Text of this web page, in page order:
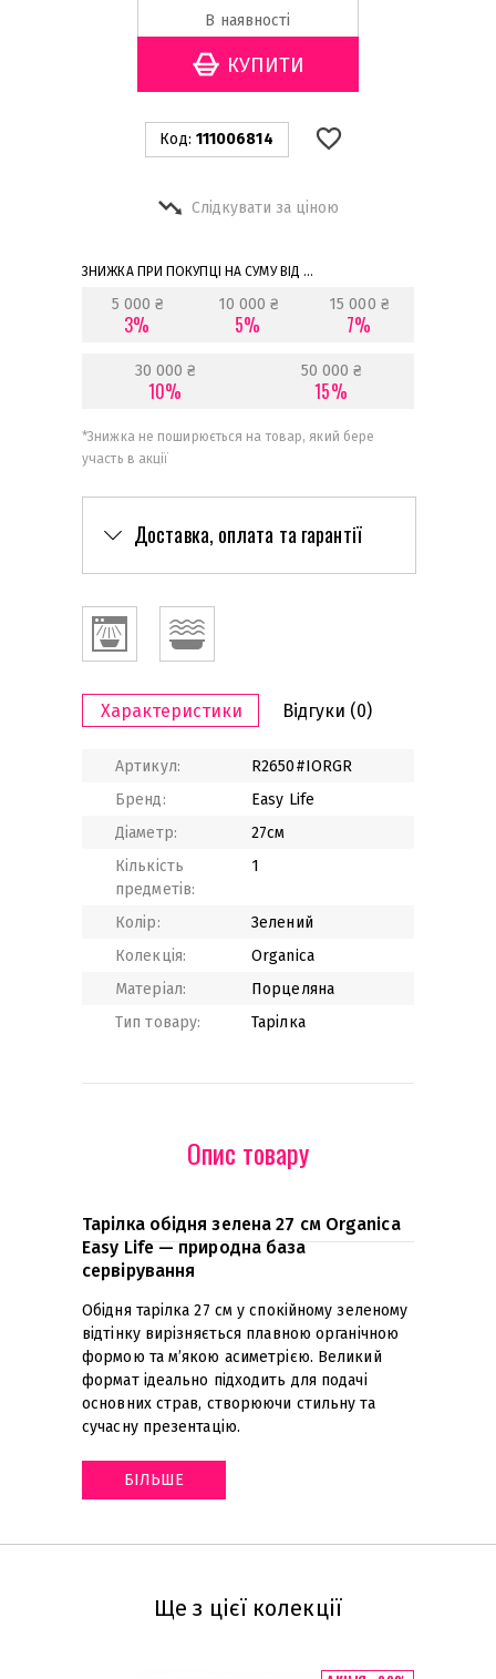
В наявності
Код: 111006814
Слідкувати за ціною
ЗНИЖКА ПРИ ПОКУПЦІ НА СУМУ ВІД ...
5 000 ₴
3%
10 000 ₴
5%
15 000 ₴
7%
30 000 ₴
10%
50 000 ₴
15%
*Знижка не поширюється на товар, який бере
участь в акції
Доставка, оплата та гарантії
Характеристики Відгуки (0)
Артикул:
R2650#IORGR
Бренд:
Easy Life
Діаметр:
27см
Кількість
предметів:
1
Колір:
Зелений
Колекція:
Organica
Матеріал:
Порцеляна
Тип товару:
Тарілка
Опис товару
Тарілка обідня зелена 27 см Organica
Easy Life — природна база
сервірування
Обідня тарілка 27 см у спокійному зеленому
відтінку вирізняється плавною органічною
формою та м’якою асиметрією. Великий
формат ідеально підходить для подачі
основних страв, створюючи стильну та
сучасну презентацію.
БІЛЬШЕ
Ще з цієї колекції